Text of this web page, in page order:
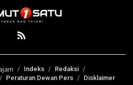
Indeks
Redaksi
Peraturan Dewan Pers Disklaimer